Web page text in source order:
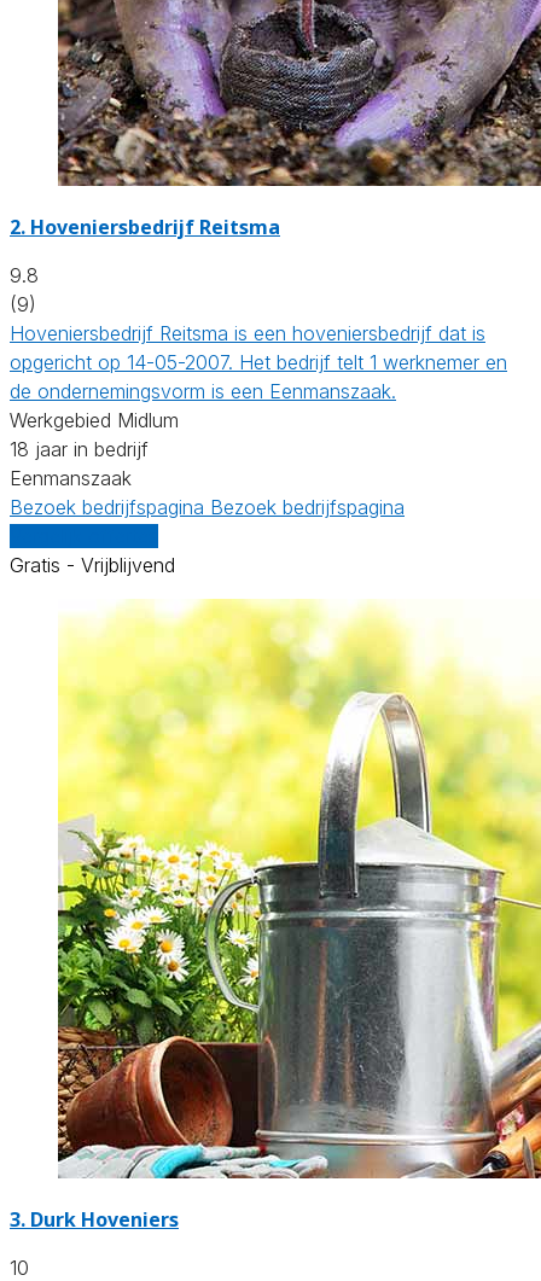
2. Hoveniersbedrijf Reitsma
9.8
(9)
Hoveniersbedrijf Reitsma is een hoveniersbedrijf dat is
opgericht op 14-05-2007. Het bedrijf telt 1 werknemer en
de ondernemingsvorm is een Eenmanszaak.
Werkgebied Midlum
18 jaar in bedrijf
Eenmanszaak
Bezoek bedrijfspagina Bezoek bedrijfspagina
Gratis - Vrijblijvend
3. Durk Hoveniers
10